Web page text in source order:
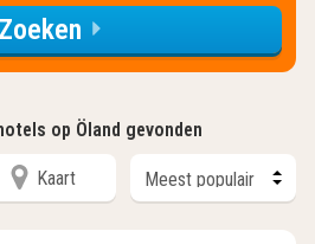
Zoeken
op Öland gevonden
Kaart